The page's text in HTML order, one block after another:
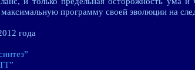
максимальную программу своей эволюции на
года